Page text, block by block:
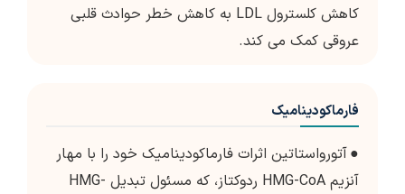
کاهش کلسترول LDL به کاهش خطر حوادث قلبی
عروقی کمک می کند.
فارماکودینامیک
●آتورواستاتین اثرات فارماکودینامیک خود را با مهار
آنزیم HMG-CoA ردوکتاز، که مسئول تبدیل HMG-